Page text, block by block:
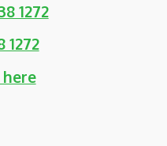
1272
1272